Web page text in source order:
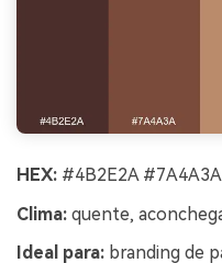
HEX: #4B2E2A
Clima: quente,
Ideal para: branding de